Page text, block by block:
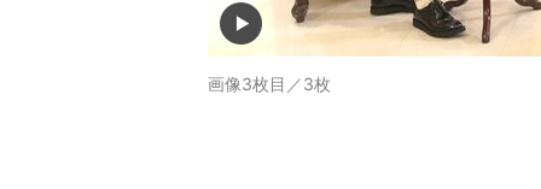
画像3枚目／3枚